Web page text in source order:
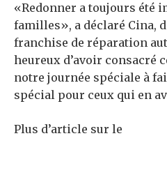
«Redonner a toujours été
familles», a déclaré Cina,
franchise de réparation
heureux d’avoir consacré
notre journée spéciale à
spécial pour ceux qui en
Plus d’article sur le